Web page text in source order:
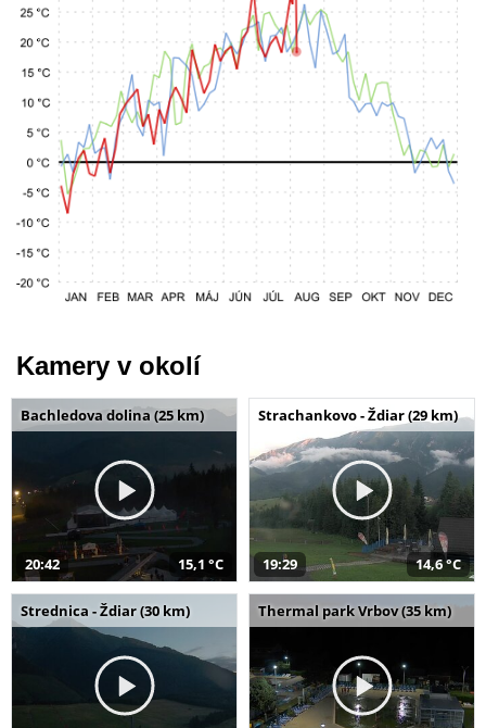
Kamery v okolí
Bachledova dolina (25 km)
20:42 15,1 °C
Strachankovo - Ždiar (29 km)
19:29 14,6 °C
Strednica - Ždiar (30 km) Thermal park Vrbov (35 km)